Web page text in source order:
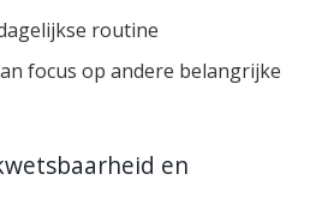
routine
focus op andere belangrijke
en